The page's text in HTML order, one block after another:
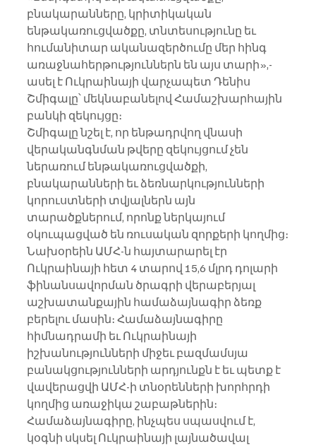
բնակարանները, կրիտիկական
ենթակառուցվածքը, տնտեսությունը եւ
հումանիտար ականազերծումը մեր հինգ
առաջնահերթություններն են այս տարի»,-
ասել է Ուկրաինայի վարչապետ Դենիս
Շմիգալը՝ մեկնաբանելով Համաշխարհային
բանկի զեկույցը։
Շմիգալը նշել է, որ ենթադրվող վնասի
վերականգնման թվերը զեկույցում չեն
ներառում ենթակառուցվածքի,
բնակարանների եւ ձեռնարկությունների
կորուստների տվյալներն այն
տարածքներում, որոնք ներկայում
օկուպացված են ռուսական զորքերի կողմից։
Նախօրեին ԱՄՀ-ն հայտարարել էր
Ուկրաինայի հետ 4 տարով 15,6 մլրդ դոլարի
ֆինանսավորման ծրագրի վերաբերյալ
աշխատանքային համաձայնագիր ձեռք
բերելու մասին։ Համաձայնագիրը
հիմնադրամի եւ Ուկրաինայի
իշխանությունների միջեւ բազմամսյա
բանակցությունների արդյունքն է եւ պետք է
վավերացվի ԱՄՀ-ի տնօրենների խորհրդի
կողմից առաջիկա շաբաթներին։
Համաձայնագիրը, ինչպես սպասվում է,
կօգնի սկսել Ուկրաինայի լայնածավալ